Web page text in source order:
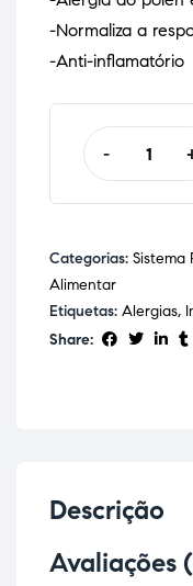
-Normaliza a
-Anti-inflamatório
-
Categorias: Sistema
Alimentar
Etiquetas: Alergias,
Share:
Descrição
Avaliações